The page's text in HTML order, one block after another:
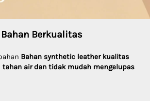
Bahan Berkualitas
Bahan synthetic leather kualitas
tahan air dan tidak mudah mengelupas